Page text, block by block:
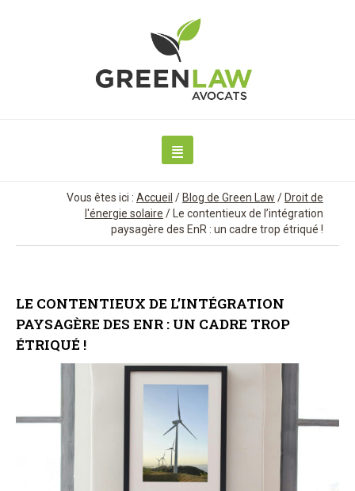
Vous êtes ici : Accueil / Blog de Green Law / Droit de
l'énergie solaire / Le contentieux de l’intégration
paysagère des EnR : un cadre trop étriqué !
LE CONTENTIEUX DE L’INTÉGRATION
PAYSAGÈRE DES ENR : UN CADRE TROP
ÉTRIQUÉ !